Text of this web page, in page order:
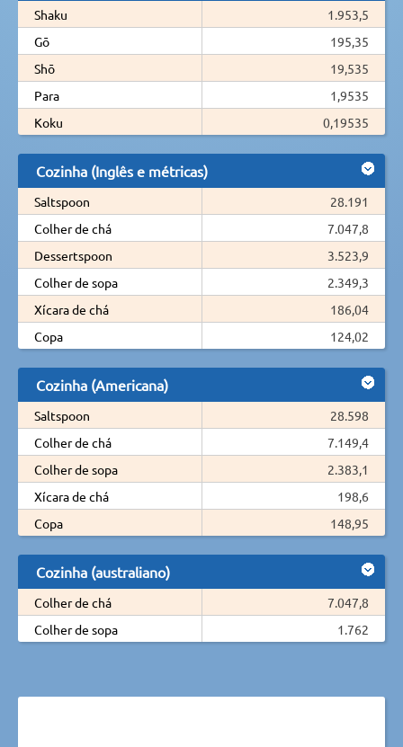
Shaku
1.953,5
Gō
195,35
Shō
19,535
Para
1,9535
Koku
0,19535
Cozinha (Inglês e métricas)
Saltspoon
28.191
Colher de chá
7.047,8
Dessertspoon
3.523,9
Colher de sopa
2.349,3
Xícara de chá
186,04
Copa
124,02
Cozinha (Americana)
Saltspoon
28.598
Colher de chá
7.149,4
Colher de sopa
2.383,1
Xícara de chá
198,6
Copa
148,95
Cozinha (australiano)
Colher de chá
7.047,8
Colher de sopa
1.762